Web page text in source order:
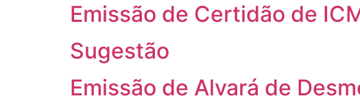
Emissão de Certidão de
Sugestão
Emissão de Alvará de